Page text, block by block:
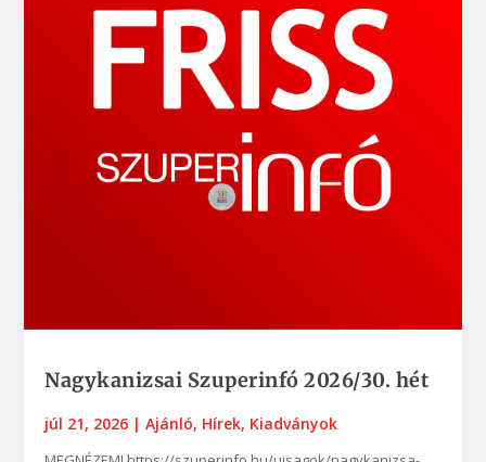
Nagykanizsai Szuperinfó 2026/30. hét
júl 21, 2026 |Ajánló, Hírek, Kiadványok